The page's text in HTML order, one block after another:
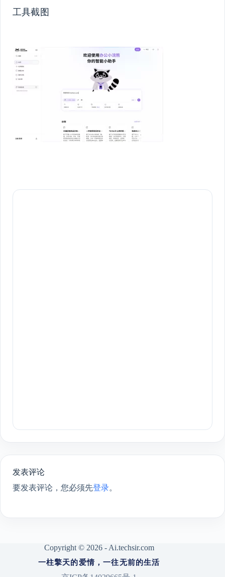
工具截图
发表评论
要发表评论，您必须先登录。
Copyright © 2026 - Ai.techsir.com
一柱擎天的爱情，一往无前的生活